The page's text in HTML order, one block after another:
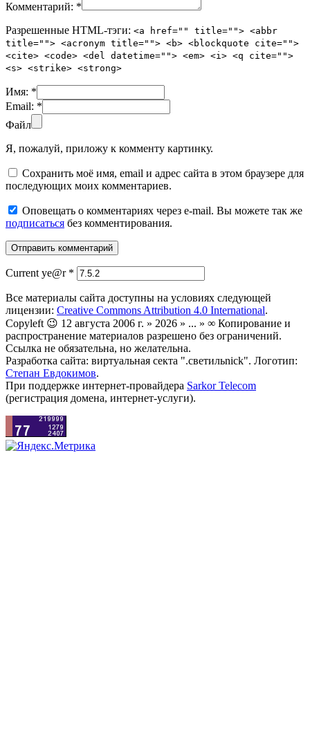
Комментарий: *
Разрешенные HTML-тэги: <a href="" title=""> <abbr
title=""> <acronym title=""> <b> <blockquote cite="">
<cite> <code> <del datetime=""> <em> <i> <q cite="">
<s> <strike> <strong>
Имя: *
Email: *
Файл
Я, пожалуй, приложу к комменту картинку.
Сохранить моё имя, email и адрес сайта в этом браузере для
последующих моих комментариев.
Оповещать о комментариях через e-mail. Вы можете так же
подписаться без комментирования.
Current ye@r *
Все материалы сайта доступны на условиях следующей
лицензии: Creative Commons Attribution 4.0 International.
Copyleft 😉 12 августа 2006 г. » 2026 » ... » ∞ Копирование и
распространение материалов разрешено без ограничений.
Ссылка не обязательна, но желательна.
Разработка сайта: виртуальная секта ".светильnick". Логотип:
Степан Евдокимов.
При поддержке интернет-провайдера Sarkor Telecom
(регистрация домена, интернет-услуги).